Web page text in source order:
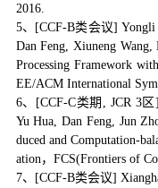
2016.
5、[CCF-B类会议] Yongli
Dan Feng, Xiuneng
Processing Framework
EE/ACM International
6、[CCF-C类期, JCR 3区
Yu Hua, Dan Feng, Jun
duced and Computation-
ation，FCS(Frontiers of
7、[CCF-B类会议]